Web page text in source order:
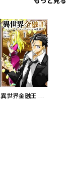
異世界金融王 ～クローネ・ゴルディオンの覇道～